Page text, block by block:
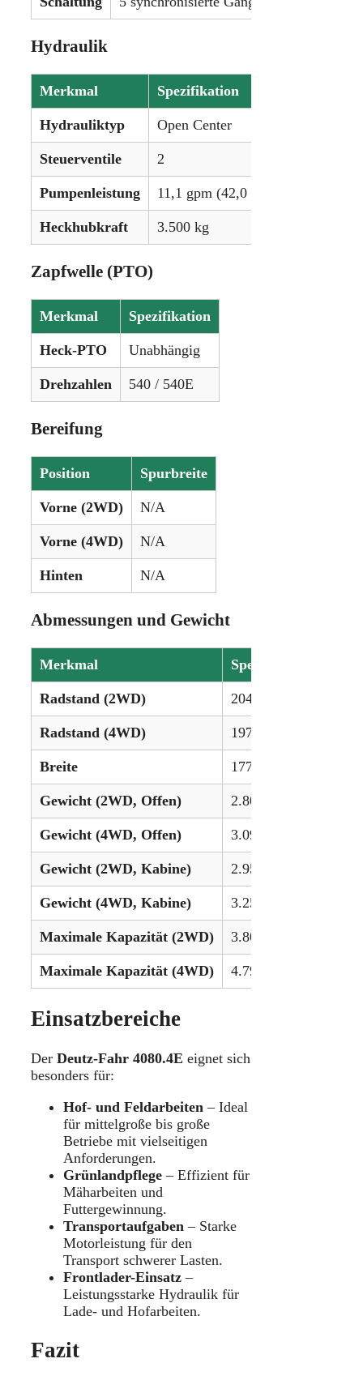
Hydraulik
Merkmal Spezifikation
Hydrauliktyp Open Center
Steuerventile 2
Pumpenleistung 11,1 gpm (42,0 lpm)
Heckhubkraft 3.500 kg
Zapfwelle (PTO)
Merkmal Spezifikation
Heck-PTO Unabhängig
Drehzahlen 540 / 540E
Bereifung
Position Spurbreite
Vorne (2WD) N/A
Vorne (4WD) N/A
Hinten N/A
Abmessungen und Gewicht
Merkmal Spezifikation
Radstand (2WD) 204 cm (80,4 Zoll)
Radstand (4WD) 197 cm (77,8 Zoll)
Breite 177 cm (69,8 Zoll)
Gewicht (2WD, Offen) 2.800 kg (6.173 lbs)
Gewicht (4WD, Offen) 3.099 kg (6.834 lbs)
Gewicht (2WD, Kabine) 2.950 kg (6.504 lbs)
Gewicht (4WD, Kabine) 3.250 kg (7.165 lbs)
Maximale Kapazität (2WD) 3.800 kg (8.378 lbs)
Maximale Kapazität (4WD) 4.799 kg (10.582 lbs)
Einsatzbereiche
Der Deutz-Fahr 4080.4E eignet sich
besonders für:
Hof- und Feldarbeiten – Ideal
für mittelgroße bis große
Betriebe mit vielseitigen
Anforderungen.
Grünlandpflege – Effizient für
Mäharbeiten und
Futtergewinnung.
Transportaufgaben – Starke
Motorleistung für den
Transport schwerer Lasten.
Frontlader-Einsatz –
Leistungsstarke Hydraulik für
Lade- und Hofarbeiten.
Fazit